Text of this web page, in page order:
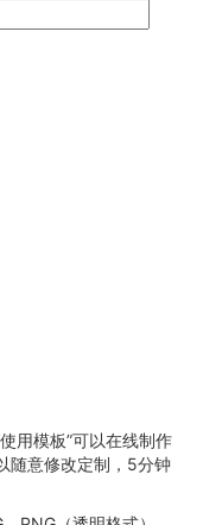
用模板”可以在线制作
随意修改定制，5分钟